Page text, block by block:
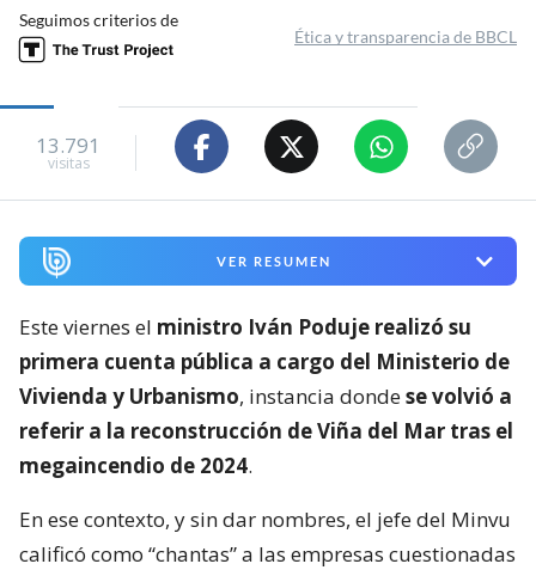
Seguimos criterios de
Ética y transparencia de BBCL
13.791
visitas
VER RESUMEN
Este viernes el ministro Iván Poduje realizó su
primera cuenta pública a cargo del Ministerio de
Vivienda y Urbanismo, instancia dondese volvió a
referir a la reconstrucción de Viña del Mar tras el
megaincendio de 2024.
En ese contexto, y sin dar nombres, el jefe del Minvu
calificó como “chantas” a las empresas cuestionadas